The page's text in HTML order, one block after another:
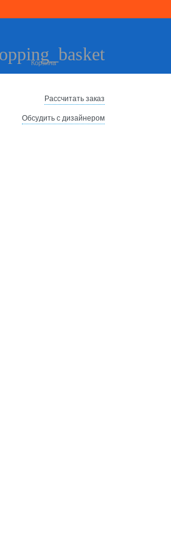
Корзина
Рассчитать заказ
Обсудить с дизайнером